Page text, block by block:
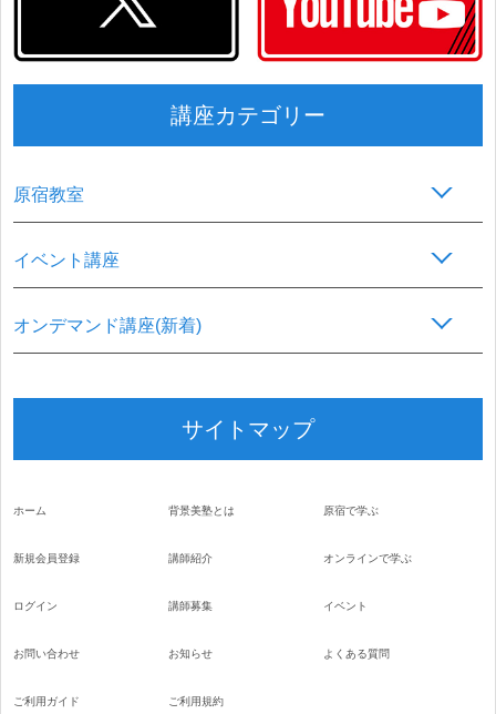
講座カテゴリー
原宿教室
イベント講座
オンデマンド講座(新着)
サイトマップ
ホーム
新規会員登録
ログイン
お問い合わせ
背景美塾とは
講師紹介
講師募集
お知らせ
原宿で学ぶ
オンラインで学ぶ
イベント
よくある質問
ご利用ガイド ご利用規約